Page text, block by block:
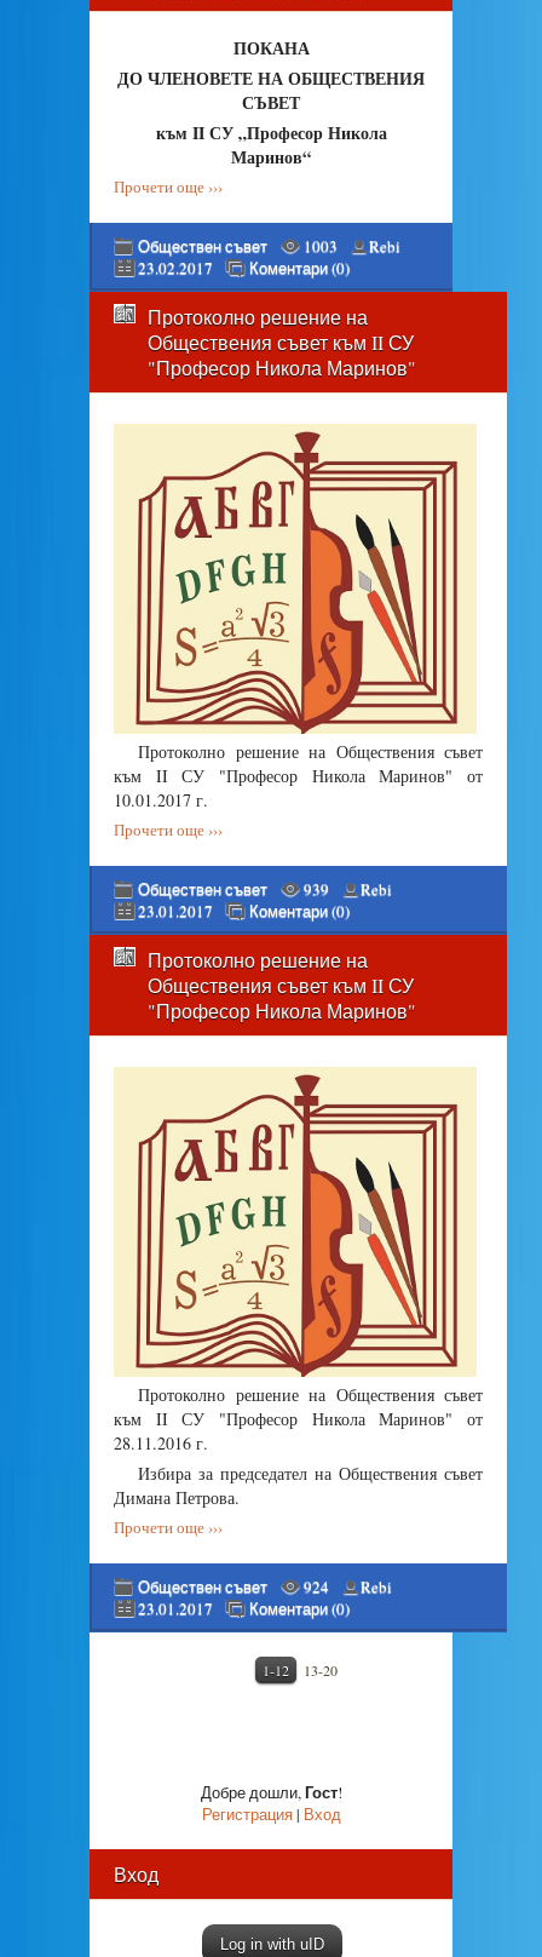
ПОКАНА
ДО ЧЛЕНОВЕТЕ НА ОБЩЕСТВЕНИЯ
СЪВЕТ
към II СУ „Професор Никола
Маринов“
Прочети още ›››
Обществен съвет 1003
Rebi
23.02.2017
Коментари (0)
Протоколно решение на
Обществения съвет към II СУ
"Професор Никола Маринов"
Протоколно решение на Обществения съвет
към II СУ "Професор Никола Маринов" от
10.01.2017 г.
Прочети още ›››
Обществен съвет 939
Rebi
23.01.2017
Коментари (0)
Протоколно решение на
Обществения съвет към II СУ
"Професор Никола Маринов"
Протоколно решение на Обществения съвет
към II СУ "Професор Никола Маринов" от
28.11.2016 г.
Избира за председател на Обществения съвет
Димана Петрова.
Прочети още ›››
Обществен съвет 924
Rebi
23.01.2017
Коментари (0)
1-12 13-20
Добре дошли,Гост!
Регистрация| Вход
Вход
Log in with uID